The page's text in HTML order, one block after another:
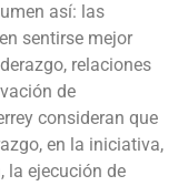
así: las
sentirse mejor
relaciones
de
consideran que
en la iniciativa,
la ejecución de